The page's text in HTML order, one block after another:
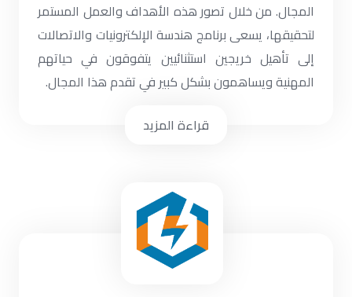
المجال. من خلال تصور هذه الأهداف والعمل المستمر
لتحقيقها، يسعى برنامج هندسة الإلكترونيات والاتصالات
إلى تأهيل خريجين استثنائيين يتفوقون في حياتهم
المهنية ويساهمون بشكل كبير في تقدم هذا المجال.
قراءة المزيد